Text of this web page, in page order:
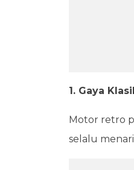
1. Gaya
Motor retro
selalu